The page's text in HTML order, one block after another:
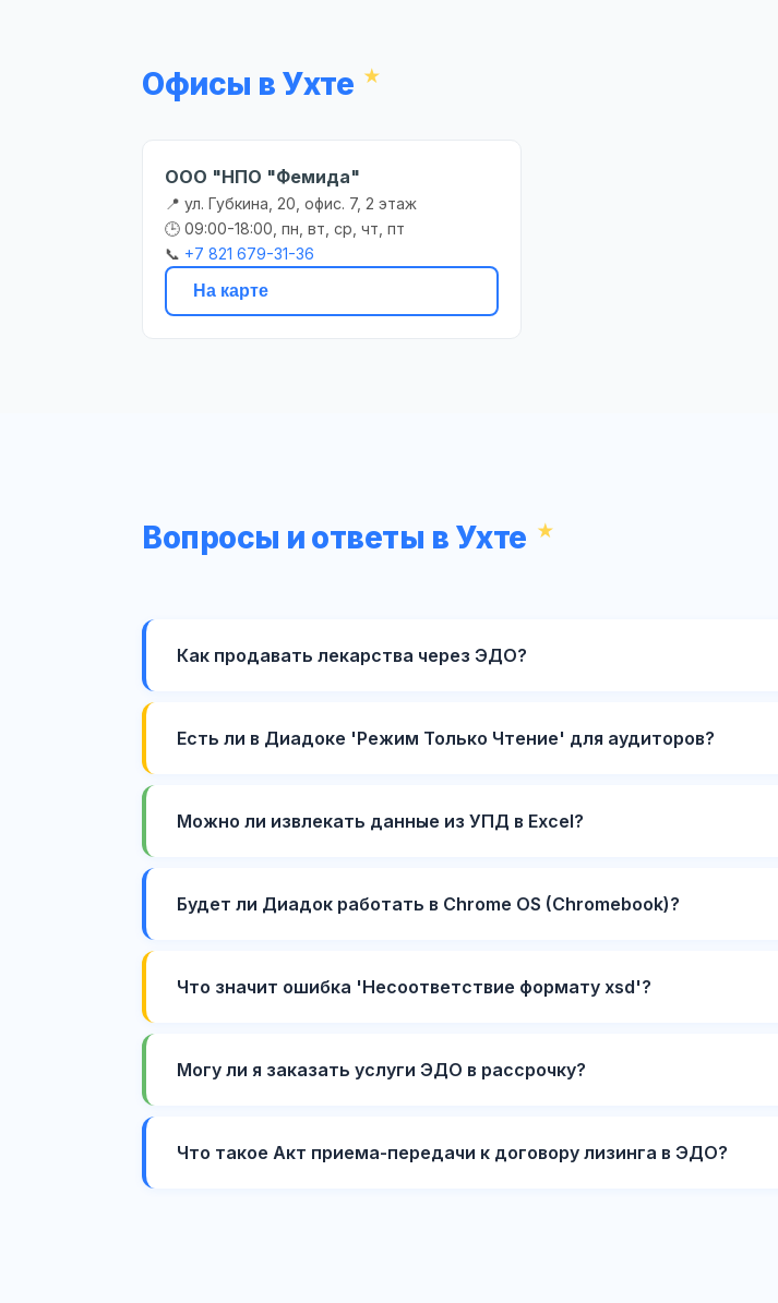
Офисы в Ухте
ООО "НПО "Фемида"
📍 ул. Губкина, 20, офис. 7, 2 этаж
🕒 09:00-18:00, пн, вт, ср, чт, пт
📞 +7 821 679-31-36
На карте
Вопросы и ответы в Ухте
Как продавать лекарства через ЭДО?
Есть ли в Диадоке 'Режим Только Чтение' для аудиторов?
Можно ли извлекать данные из УПД в Excel?
Будет ли Диадок работать в Chrome OS (Chromebook)?
Что значит ошибка 'Несоответствие формату xsd'?
Могу ли я заказать услуги ЭДО в рассрочку?
Что такое Акт приема-передачи к договору лизинга в ЭДО?